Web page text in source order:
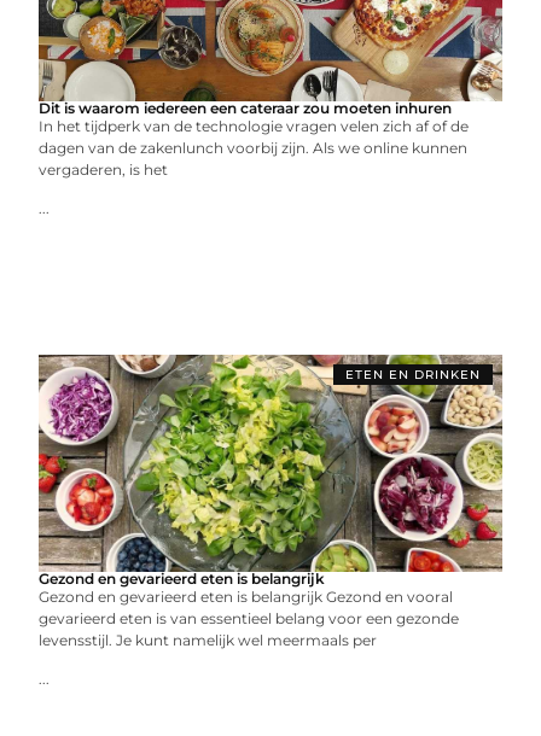
Dit is waarom iedereen een cateraar zou moeten inhuren
In het tijdperk van de technologie vragen velen zich af of de
dagen van de zakenlunch voorbij zijn. Als we online kunnen
vergaderen, is het
...
ETEN EN DRINKEN
Gezond en gevarieerd eten is belangrijk
Gezond en gevarieerd eten is belangrijk Gezond en vooral
gevarieerd eten is van essentieel belang voor een gezonde
levensstijl. Je kunt namelijk wel meermaals per
...